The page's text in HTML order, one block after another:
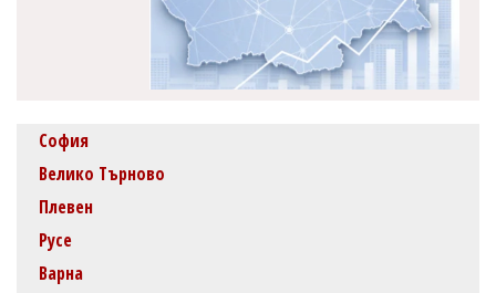
София
Велико Търново
Плевен
Русе
Варна